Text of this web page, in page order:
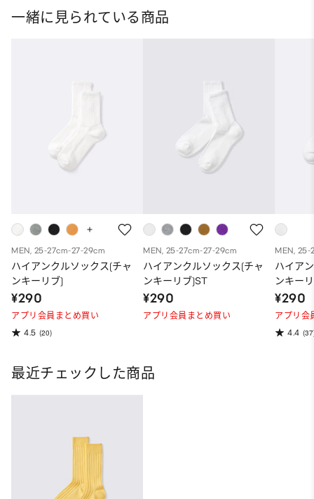
一緒に見られている商品
MEN, 25-27cm-27-29cm
ハイアンクルソックス(チャ
ンキーリブ)
¥290
アプリ会員まとめ買い
4.5 (20)
MEN, 25-27cm-27-29cm
ハイアンクルソックス(チャ
ンキーリブ)ST
¥290
アプリ会員まとめ買い
MEN, 25-
ハイア
ンキー
¥290
アプリ会
4.4
最近チェックした商品